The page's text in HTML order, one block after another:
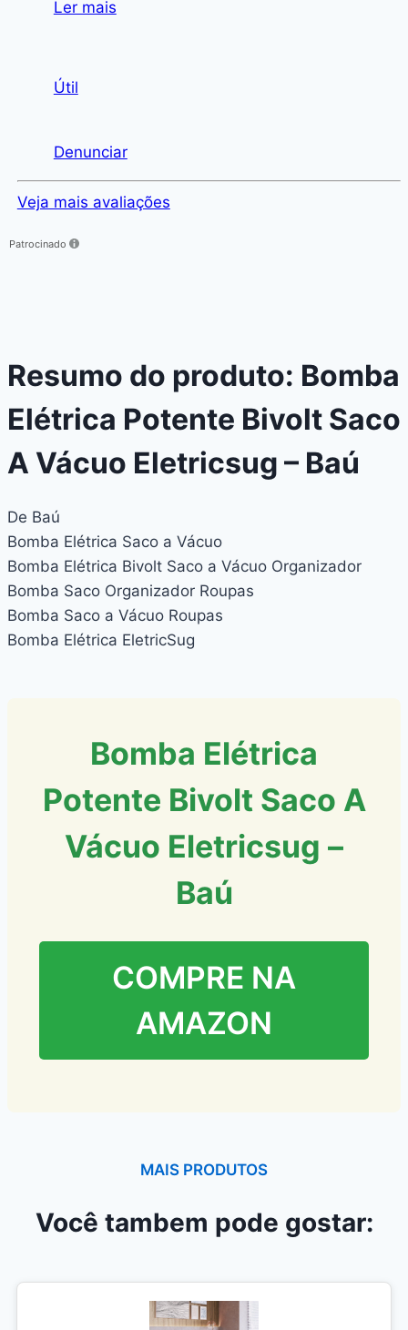
Ler mais
Útil
Denunciar
Veja mais avaliações
Patrocinado
Resumo do produto: Bomba
Elétrica Potente Bivolt Saco
A Vácuo Eletricsug – Baú
De Baú
Bomba Elétrica Saco a Vácuo
Bomba Elétrica Bivolt Saco a Vácuo Organizador
Bomba Saco Organizador Roupas
Bomba Saco a Vácuo Roupas
Bomba Elétrica EletricSug
Bomba Elétrica
Potente Bivolt Saco A
Vácuo Eletricsug –
Baú
COMPRE NA
AMAZON
MAIS PRODUTOS
Você tambem pode gostar: